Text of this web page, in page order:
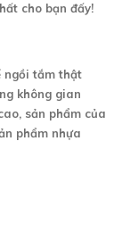
cho bạn đấy!
ngồi tắm thật
không gian
sản phẩm của
phẩm nhựa